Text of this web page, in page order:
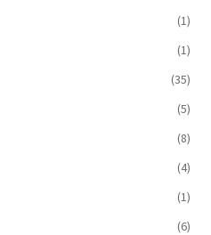
(1)
(1)
(35)
(5)
(8)
(4)
(1)
(6)